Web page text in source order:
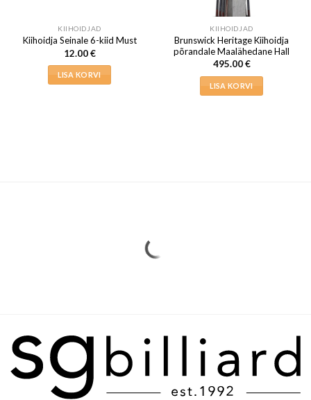
KIIHOIDJAD
Kiihoidja Seinale 6-kiid Must
12.00€
LISA KORVI
KIIHOIDJAD
Brunswick Heritage Kiihoidja
põrandale Maalähedane Hall
495.00€
LISA KORVI